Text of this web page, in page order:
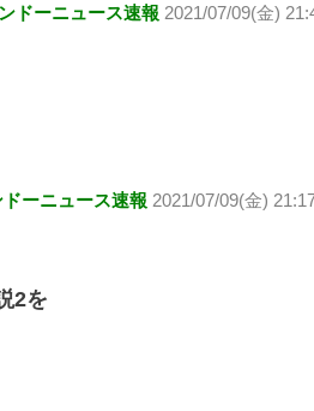
ドーニュース速報 2021/07/09(金)
ーニュース速報 2021/07/09(金)
2を